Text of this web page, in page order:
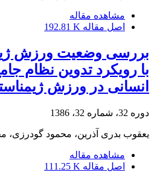
مشاهده مقاله
اصل مقاله 192.81 K
بررسی وضعیت ورزش
با رویکرد تدوین نظام
انسانی در ورزش
دوره 32، شماره 32، 1386
یعقوب بدری آذرین، محمود
مشاهده مقاله
اصل مقاله 111.25 K